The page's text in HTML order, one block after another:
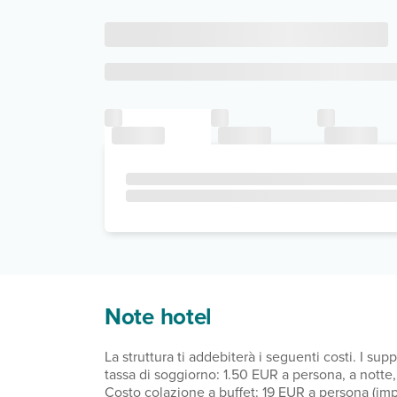
Note hotel
La struttura ti addebiterà i seguenti costi. I
tassa di soggiorno: 1.50 EUR a persona, a notte, fino a 15 notti. Sono esenti i
Costo colazione a buffet: 19 EUR a persona